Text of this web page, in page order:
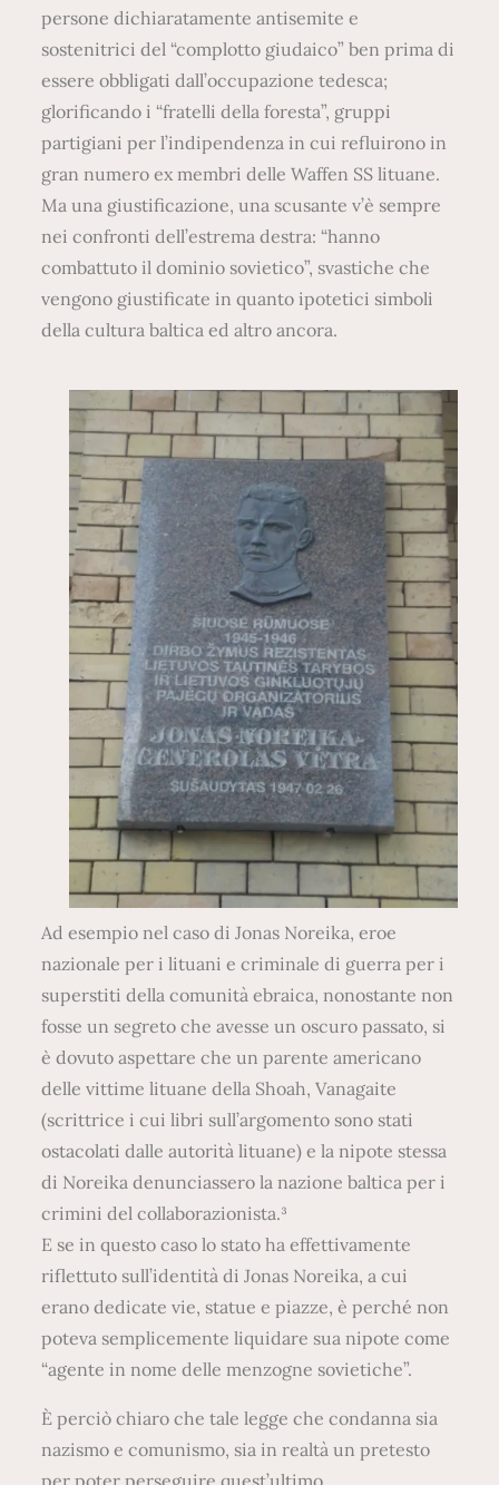
persone dichiaratamente antisemite e
sostenitrici del “complotto giudaico” ben prima di
essere obbligati dall’occupazione tedesca;
glorificando i “fratelli della foresta”, gruppi
partigiani per l’indipendenza in cui refluirono in
gran numero ex membri delle Waffen SS lituane.
Ma una giustificazione, una scusante v’è sempre
nei confronti dell’estrema destra: “hanno
combattuto il dominio sovietico”, svastiche che
vengono giustificate in quanto ipotetici simboli
della cultura baltica ed altro ancora.
Ad esempio nel caso di Jonas Noreika, eroe
nazionale per i lituani e criminale di guerra per i
superstiti della comunità ebraica, nonostante non
fosse un segreto che avesse un oscuro passato, si
è dovuto aspettare che un parente americano
delle vittime lituane della Shoah, Vanagaite
(scrittrice i cui libri sull’argomento sono stati
ostacolati dalle autorità lituane) e la nipote stessa
di Noreika denunciassero la nazione baltica per i
crimini del collaborazionista.³
E se in questo caso lo stato ha effettivamente
riflettuto sull’identità di Jonas Noreika, a cui
erano dedicate vie, statue e piazze, è perché non
poteva semplicemente liquidare sua nipote come
“agente in nome delle menzogne sovietiche”.
È perciò chiaro che tale legge che condanna sia
nazismo e comunismo, sia in realtà un pretesto